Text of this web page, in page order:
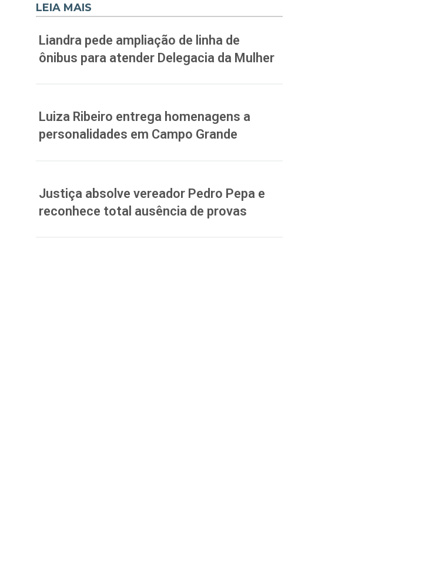
LEIA MAIS
Liandra pede ampliação de linha de
ônibus para atender Delegacia da Mulher
Luiza Ribeiro entrega homenagens a
personalidades em Campo Grande
Justiça absolve vereador Pedro Pepa e
reconhece total ausência de provas